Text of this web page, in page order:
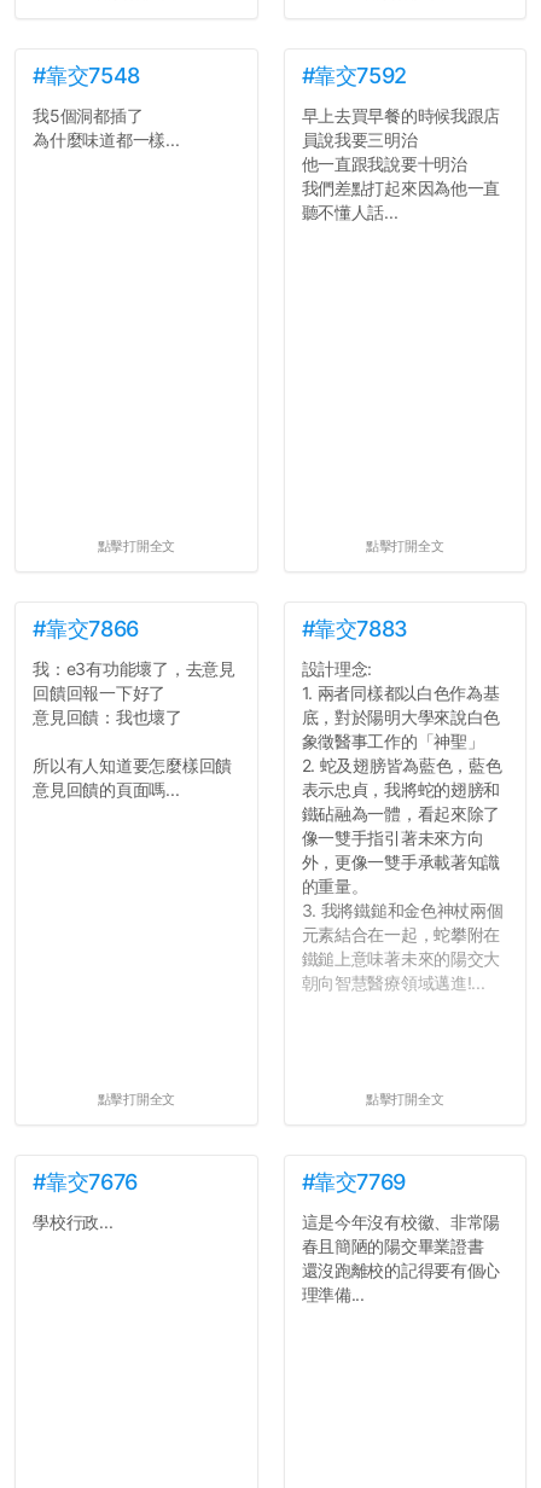
#靠交7548
我5個洞都插了
為什麼味道都一樣...
點擊打開全文
#靠交7592
早上去買早餐的時候我跟店
員說我要三明治
他一直跟我說要十明治
我們差點打起來因為他一直
聽不懂人話...
點擊打開全文
#靠交7866
我：e3有功能壞了，去意見
回饋回報一下好了
意見回饋：我也壞了
所以有人知道要怎麼樣回饋
意見回饋的頁面嗎...
點擊打開全文
#靠交7883
設計理念:
1. 兩者同樣都以白色作為基
底，對於陽明大學來說白色
象徵醫事工作的「神聖」
2. 蛇及翅膀皆為藍色，藍色
表示忠貞，我將蛇的翅膀和
鐵砧融為一體，看起來除了
像一雙手指引著未來方向
外，更像一雙手承載著知識
的重量。
3. 我將鐵鎚和金色神杖兩個
元素結合在一起，蛇攀附在
鐵鎚上意味著未來的陽交大
朝向智慧醫療領域邁進!...
點擊打開全文
#靠交7676
學校行政...
#靠交7769
這是今年沒有校徽、非常陽
春且簡陋的陽交畢業證書
還沒跑離校的記得要有個心
理準備...